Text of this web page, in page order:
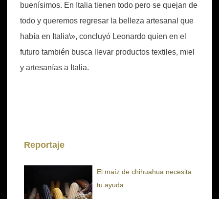
buenísimos. En Italia tienen todo pero se quejan de
todo y queremos regresar la belleza artesanal que
había en Italia\», concluyó Leonardo quien en el
futuro también busca llevar productos textiles, miel
y artesanías a Italia.
Reportaje
El maíz de chihuahua necesita
tu ayuda